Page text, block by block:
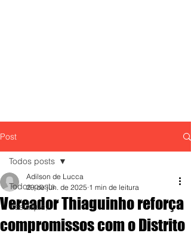
Post
Todos posts
destaque,
Todos posts
Vereador Thiaguinho reforça
compromissos com o Distrito
Adilson de Lucca
29 de jun. de 2025 1 min de leitura